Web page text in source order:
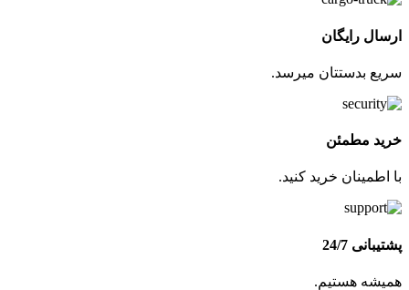
ارسال رایگان
سریع بدستتان میرسد.
خرید مطمئن
با اطمینان خرید کنید.
پشتیبانی 24/7
همیشه هستیم.